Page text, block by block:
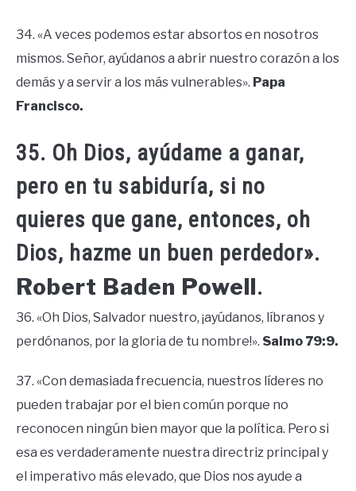
34. «A veces podemos estar absortos en nosotros
mismos. Señor, ayúdanos a abrir nuestro corazón a los
demás y a servir a los más vulnerables». Papa
Francisco.
35. Oh Dios, ayúdame a ganar,
pero en tu sabiduría, si no
quieres que gane, entonces, oh
Dios, hazme un buen perdedor».
Robert Baden Powell.
36. «Oh Dios, Salvador nuestro, ¡ayúdanos, líbranos y
perdónanos, por la gloria de tu nombre!». Salmo 79:9.
37. «Con demasiada frecuencia, nuestros líderes no
pueden trabajar por el bien común porque no
reconocen ningún bien mayor que la política. Pero si
esa es verdaderamente nuestra directriz principal y
el imperativo más elevado, que Dios nos ayude a